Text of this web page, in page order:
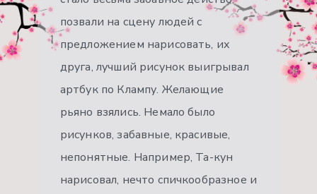
позвали на сцену людей с
предложением нарисовать, их
друга, лучший рисунок выигрывал
артбук по Клампу. Желающие
рьяно взялись. Немало было
рисунков, забавные, красивые,
непонятные. Например, Та-кун
нарисовал, нечто спичкообразное и